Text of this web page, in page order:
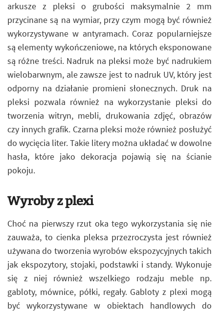
arkusze z pleksi o grubości maksymalnie 2 mm
przycinane są na wymiar, przy czym mogą być również
wykorzystywane w antyramach. Coraz popularniejsze
są elementy wykończeniowe, na których eksponowane
są różne treści. Nadruk na pleksi może być nadrukiem
wielobarwnym, ale zawsze jest to nadruk UV, który jest
odporny na działanie promieni słonecznych. Druk na
pleksi pozwala również na wykorzystanie pleksi do
tworzenia witryn, mebli, drukowania zdjęć, obrazów
czy innych grafik. Czarna pleksi może również posłużyć
do wycięcia liter. Takie litery można układać w dowolne
hasła, które jako dekoracja pojawią się na ścianie
pokoju.
Wyroby z plexi
Choć na pierwszy rzut oka tego wykorzystania się nie
zauważa, to cienka pleksa przezroczysta jest również
używana do tworzenia wyrobów ekspozycyjnych takich
jak ekspozytory, stojaki, podstawki i standy. Wykonuje
się z niej również wszelkiego rodzaju meble np.
gabloty, mównice, półki, regały. Gabloty z plexi mogą
być wykorzystywane w obiektach handlowych do